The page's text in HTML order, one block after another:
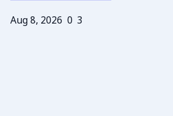
Aug 8, 2026 0 3